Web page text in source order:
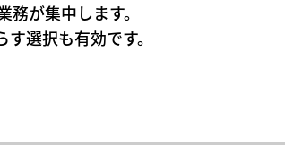
が集中します。
選択も有効です。